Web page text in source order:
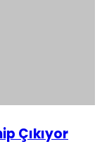
Çıkıyor